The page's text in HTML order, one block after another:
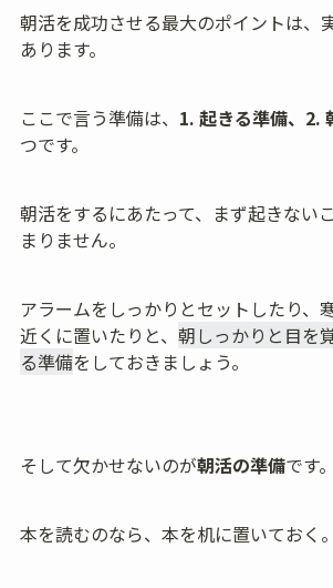
朝活を成功させる最大のポイントは、
あります。
ここで言う準備は、 1. 起きる準備、2.
つです。
朝活をするにあたって、まず起きない
まりません。
アラームをしっかりとセットしたり、
近くに置いたりと、朝しっかりと目を
る準備をしておきましょう。
そして欠かせないのが朝活の準備です。
本を読むのなら、本を机に置いておく。